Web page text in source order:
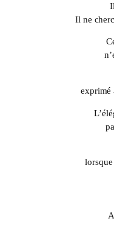
Il ne
exprimé